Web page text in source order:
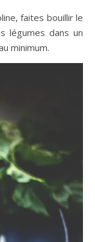
faites bouillir le
légumes dans un
minimum.